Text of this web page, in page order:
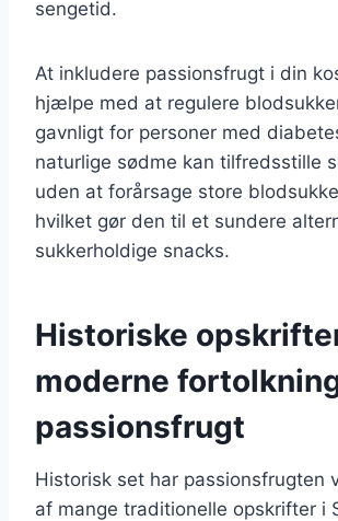
sengetid.
At inkludere passionsfrugt i din
hjælpe med at regulere
gavnligt for personer med
naturlige sødme kan tilfredsstille
uden at forårsage store
hvilket gør den til et sundere
sukkerholdige snacks.
Historiske
moderne
passionsfrugt
Historisk set har passionsfrugten
af mange traditionelle opskrifter i